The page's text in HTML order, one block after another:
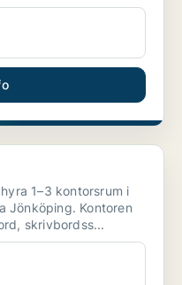
1–3 kontorsrum i
Kontoren
skrivbordss...